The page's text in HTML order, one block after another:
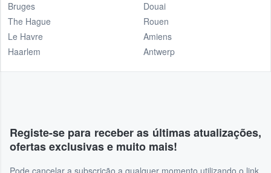
Bruges
The Hague
Le Havre
Haarlem
Douai
Rouen
Amiens
Antwerp
Registe-se para receber as últimas atualizações,
ofertas exclusivas e muito mais!
Pode cancelar a subscrição a qualquer momento utilizando o link